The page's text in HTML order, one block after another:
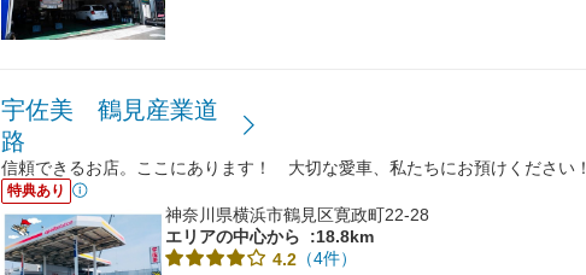
宇佐美 鶴見産業道
路
信頼できるお店。ここにあります！ 大切な愛車、私たちにお預けください！
特典あり
神奈川県横浜市鶴見区寛政町22-28
エリアの中心から
:18.8km
4.2 （4件）